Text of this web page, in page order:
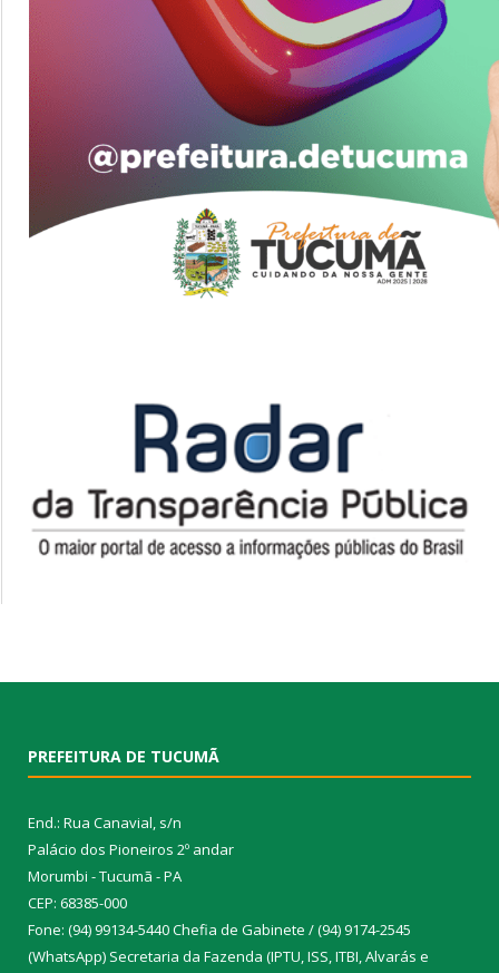
PREFEITURA DE TUCUMÃ
End.: Rua Canavial, s/n
Palácio dos Pioneiros 2º andar
Morumbi - Tucumã - PA
CEP: 68385-000
Fone: (94) 99134-5440 Chefia de Gabinete / (94) 9174-2545
(WhatsApp) Secretaria da Fazenda (IPTU, ISS, ITBI, Alvarás e